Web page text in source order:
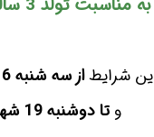
شرایطاز سه شنبه 6 شهریور ساعت 11
و تا دوشنبه 19 شهریور ساعت 12 شب